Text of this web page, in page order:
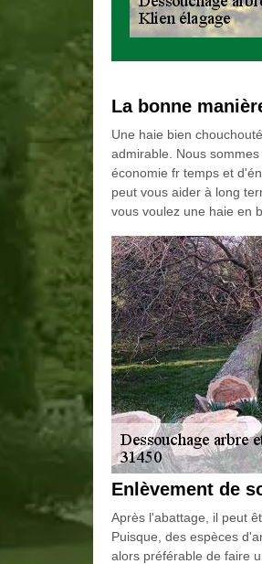
La bonne
Une haie bien
admirable. Nous
économie fr temps et
peut vous aider à long
vous voulez une haie en
Enlèvement de
Après l'abattage, il peut
Puisque, des espèces
alors préférable de faire